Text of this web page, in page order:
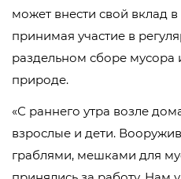
может внести свой вклад в
принимая участие в
раздельном сборе
природе.
«С раннего утра возле
взрослые и дети.
граблями, мешками для